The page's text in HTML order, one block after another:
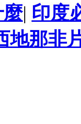
| 印度
地那非